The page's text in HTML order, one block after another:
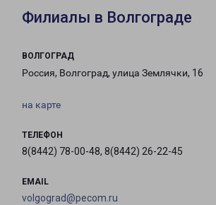
Филиалы в Волгограде
ВОЛГОГРАД
Россия, Волгоград, улица Землячки, 16
на карте
ТЕЛЕФОН
8(8442) 78-00-48, 8(8442) 26-22-45
EMAIL
volgograd@pecom.ru